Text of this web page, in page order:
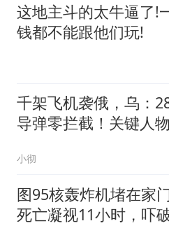
这地主斗的太牛逼了!
钱都不能跟他们玩!
千架飞机袭俄，乌：
导弹零拦截！关键人
小彻
图95核轰炸机堵在家
死亡凝视11小时，吓